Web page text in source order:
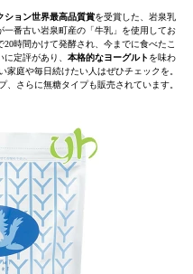
ション世界最高品質賞を受賞した、岩泉乳
番古い岩泉町産の「牛乳」を使用してお
時間かけて発酵され、今までに食べたこ
定評があり、 本格的なヨーグルト を味わ
家庭や毎日続けたい人はぜひチェックを。
、さらに無糖タイプも販売されています。